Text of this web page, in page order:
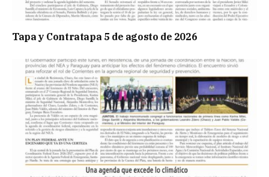
Tapa y Contratapa 5 de agosto de 2026